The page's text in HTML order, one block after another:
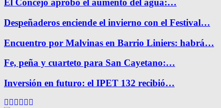
El Concejo aprobó el aumento del agua:…
Despeñaderos enciende el invierno con el Festival…
Encuentro por Malvinas en Barrio Liniers: habrá…
Fe, peña y cuarteto para San Cayetano:…
Inversión en futuro: el IPET 132 recibió…
Facebook
Twitter
Instagram
Pinterest
Google